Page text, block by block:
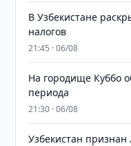
В Узбекистане
налогов
21:45 · 06/08
На городище Куббо
периода
21:30 · 06/08
Узбекистан признан